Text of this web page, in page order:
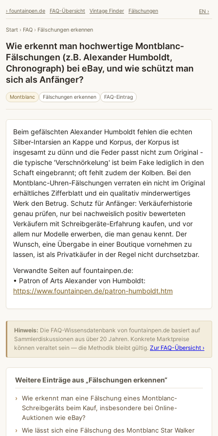
› fountainpen.de FAQ-Übersicht Vintage Finder Fälschungen EN ›
Start › FAQ › Fälschungen erkennen
Wie erkennt man hochwertige Montblanc-
Fälschungen (z.B. Alexander Humboldt,
Chronograph) bei eBay, und wie schützt man
sich als Anfänger?
Montblanc Fälschungen erkennen FAQ-Eintrag
Beim gefälschten Alexander Humboldt fehlen die echten
Silber-Intarsien an Kappe und Korpus, der Korpus ist
insgesamt zu dünn und die Feder passt nicht zum Original -
die typische 'Verschnörkelung' ist beim Fake lediglich in den
Schaft eingebrannt; oft fehlt zudem der Kolben. Bei den
Montblanc-Uhren-Fälschungen verraten ein nicht im Original
erhältliches Zifferblatt und ein qualitativ minderwertiges
Werk den Betrug. Schutz für Anfänger: Verkäuferhistorie
genau prüfen, nur bei nachweislich positiv bewerteten
Verkäufern mit Schreibgeräte-Erfahrung kaufen, und vor
allem nur Modelle erwerben, die man genau kennt. Der
Wunsch, eine Übergabe in einer Boutique vornehmen zu
lassen, ist als Privatkäufer in der Regel nicht durchsetzbar.
Verwandte Seiten auf fountainpen.de:
• Patron of Arts Alexander von Humboldt:
https://www.fountainpen.de/patron-humboldt.htm
Hinweis: Die FAQ-Wissensdatenbank von fountainpen.de basiert auf
Sammlerdiskussionen aus über 20 Jahren. Konkrete Marktpreise
können veraltet sein — die Methodik bleibt gültig. Zur FAQ-Übersicht ›
Weitere Einträge aus „Fälschungen erkennen“
Wie erkennt man eine Fälschung eines Montblanc-
Schreibgeräts beim Kauf, insbesondere bei Online-
Auktionen wie eBay?
Wie lässt sich eine Fälschung des Montblanc Star Walker